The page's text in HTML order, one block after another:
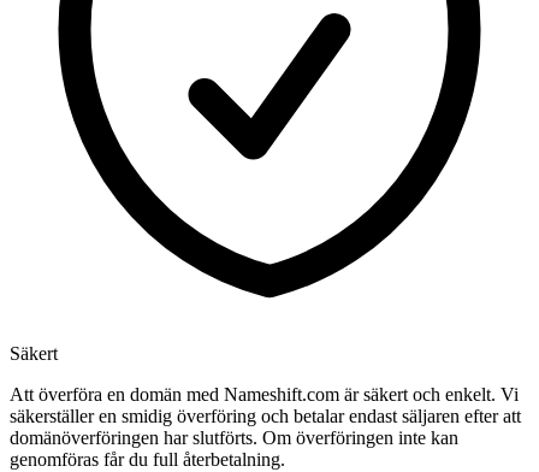
Säkert
Att överföra en domän med Nameshift.com är säkert och enkelt. Vi
säkerställer en smidig överföring och betalar endast säljaren efter att
domänöverföringen har slutförts. Om överföringen inte kan
genomföras får du full återbetalning.